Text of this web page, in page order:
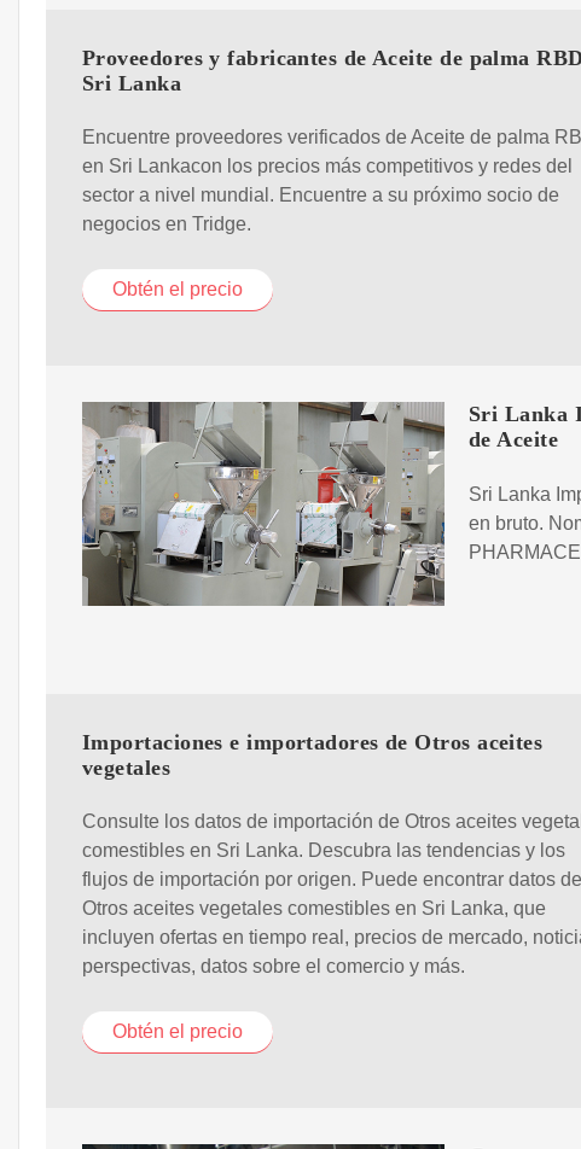
Proveedores y fabricantes de Aceite de palma
Sri Lanka
Encuentre proveedores verificados de Aceite de palma
en Sri Lankacon los precios más competitivos y redes del
sector a nivel mundial. Encuentre a su próximo socio de
negocios en Tridge.
Obtén el precio
Sri Lanka
de Aceite
Sri Lanka
en bruto.
Importaciones e importadores de Otros aceites
vegetales
Consulte los datos de importación de Otros aceites
comestibles en Sri Lanka. Descubra las tendencias y los
flujos de importación por origen. Puede encontrar datos de
Otros aceites vegetales comestibles en Sri Lanka, que
incluyen ofertas en tiempo real, precios de mercado,
perspectivas, datos sobre el comercio y más.
Obtén el precio